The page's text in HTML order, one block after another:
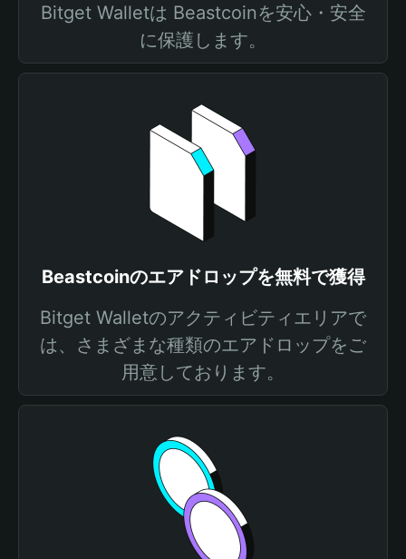
Bitget Walletは Beastcoinを安心・安全
に保護します。
Beastcoinのエアドロップを無料で獲得
Bitget Walletのアクティビティエリアで
は、さまざまな種類のエアドロップをご
用意しております。